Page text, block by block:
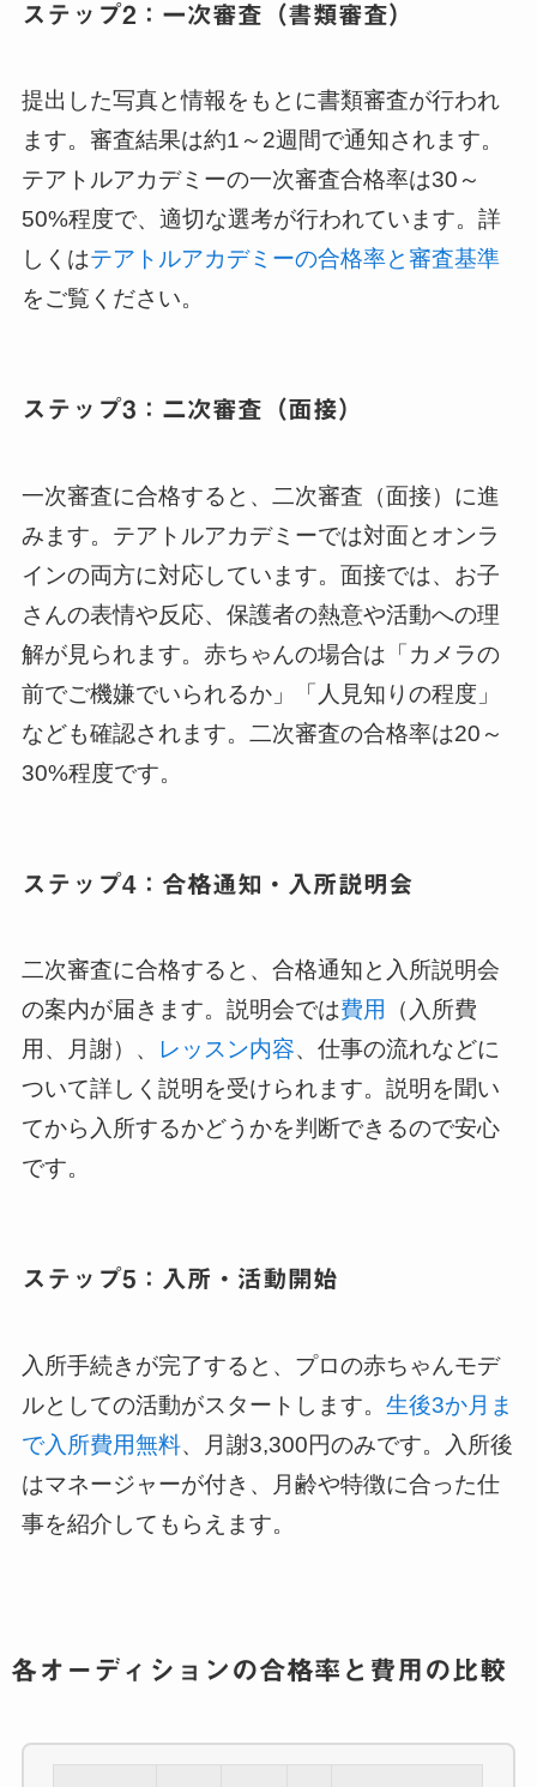
ステップ2：一次審査（書類審査）
提出した写真と情報をもとに書類審査が行われ
ます。審査結果は約1～2週間で通知されます。
テアトルアカデミーの一次審査合格率は30～
50%程度で、適切な選考が行われています。詳
しくはテアトルアカデミーの合格率と審査基準
をご覧ください。
ステップ3：二次審査（面接）
一次審査に合格すると、二次審査（面接）に進
みます。テアトルアカデミーでは対面とオンラ
インの両方に対応しています。面接では、お子
さんの表情や反応、保護者の熱意や活動への理
解が見られます。赤ちゃんの場合は「カメラの
前でご機嫌でいられるか」「人見知りの程度」
なども確認されます。二次審査の合格率は20～
30%程度です。
ステップ4：合格通知・入所説明会
二次審査に合格すると、合格通知と入所説明会
の案内が届きます。説明会では費用
（入所費
用、月謝）、
レッスン内容、仕事の流れなどに
ついて詳しく説明を受けられます。説明を聞い
てから入所するかどうかを判断できるので安心
です。
ステップ5：入所・活動開始
入所手続きが完了すると、プロの赤ちゃんモデ
ルとしての活動がスタートします。 生後3か月ま
で入所費用無料、月謝3,300円のみです。入所後
はマネージャーが付き、月齢や特徴に合った仕
事を紹介してもらえます。
各オーディションの合格率と費用の比較